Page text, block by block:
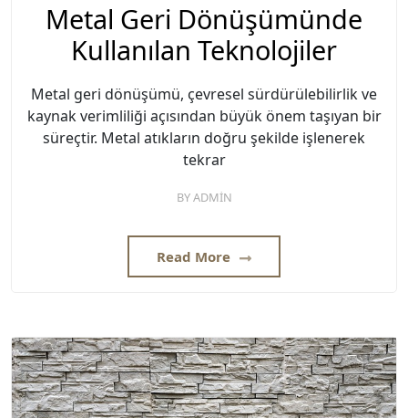
Metal Geri Dönüşümünde
Kullanılan Teknolojiler
Metal geri dönüşümü, çevresel sürdürülebilirlik ve
kaynak verimliliği açısından büyük önem taşıyan bir
süreçtir. Metal atıkların doğru şekilde işlenerek
tekrar
BYADMIN
Read More